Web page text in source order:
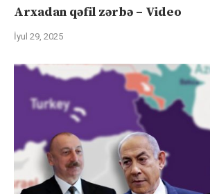
Arxadan qəfil zərbə – Video
İyul 29, 2025